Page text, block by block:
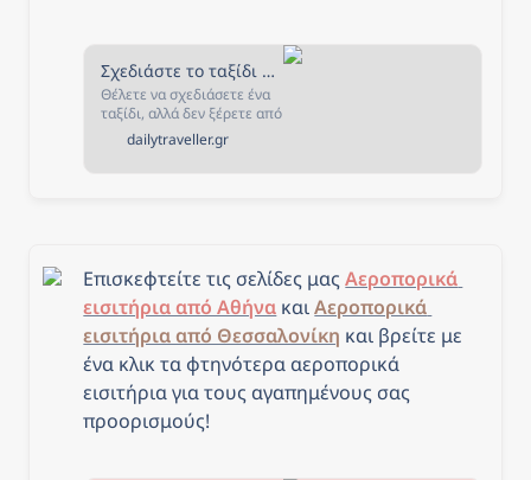
Σχεδιάστε το ταξίδι σας - The Daily Traveller
Θέλετε να σχεδιάσετε ένα
ταξίδι, αλλά δεν ξέρετε από
που να ξεκινήσετε; Αν ναι,
τότε είστε στο κατάλληλο
dailytraveller.gr
Επισκεφτείτε τις σελίδες μας Αεροπορικά
εισιτήρια από Αθήνα και Αεροπορικά
εισιτήρια από Θεσσαλονίκη και βρείτε με
ένα κλικ τα φτηνότερα αεροπορικά
εισιτήρια για τους αγαπημένους σας
προορισμούς!